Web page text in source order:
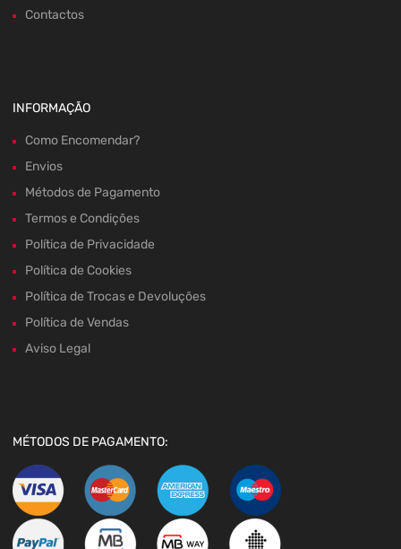
Contactos
INFORMAÇÃO
Como Encomendar?
Envios
Métodos de Pagamento
Termos e Condições
Política de Privacidade
Política de Cookies
Política de Trocas e Devoluções
Política de Vendas
Aviso Legal
MÉTODOS DE PAGAMENTO: